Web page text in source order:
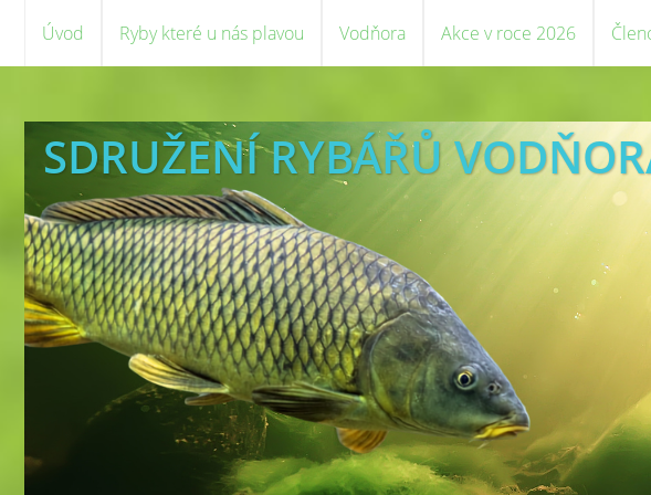
Úvod Ryby které u nás plavou Vodňora Akce v roce 2026
SDRUŽENÍ RYBÁŘŮ